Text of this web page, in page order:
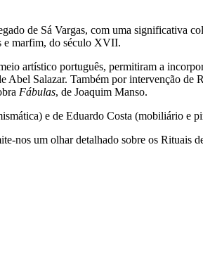
de Sá Vargas, com uma significativa
e marfim, do século XVII.
artístico português, permitiram a
Abel Salazar. Também por intervenção de
Fábulas, de Joaquim Manso.
e de Eduardo Costa (mobiliário e
nos um olhar detalhado sobre os Rituais